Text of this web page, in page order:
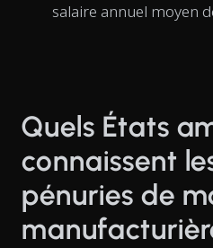
salaire annuel moyen
Quels États
connaissent
pénuries de